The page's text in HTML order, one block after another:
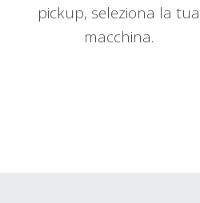
pickup, seleziona la tua
macchina.